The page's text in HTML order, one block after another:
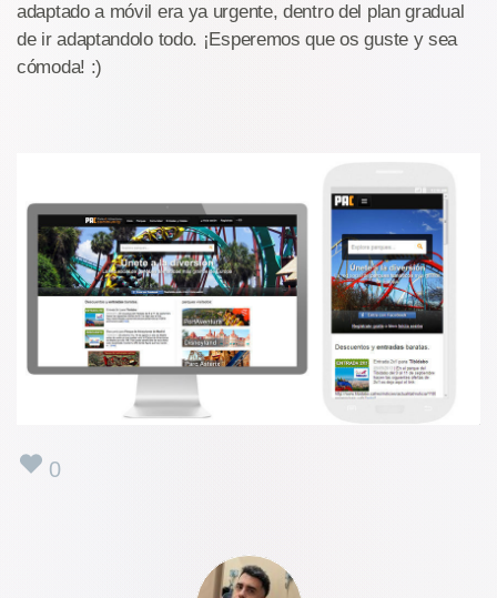
adaptado a móvil era ya urgente, dentro del plan gradual
de ir adaptandolo todo. ¡Esperemos que os guste y sea
cómoda! :)
0